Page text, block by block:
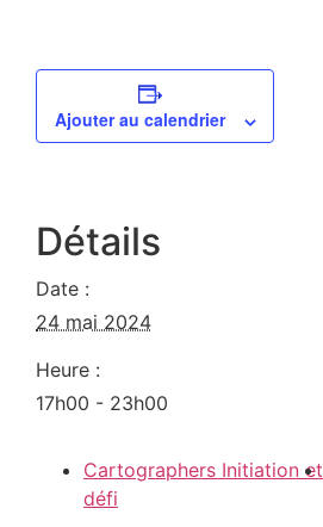
Ajouter au calendrier
Détails
Date :
24 mai 2024
Heure :
17h00 - 23h00
Cartographers Initiation et
défi